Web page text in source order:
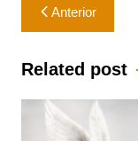
Navegação
de
Post
Anterior
Related post